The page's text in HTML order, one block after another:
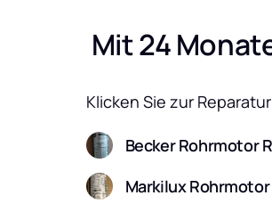
Mit 24
Klicken Sie zur
Becker Rohrmotor
Markilux